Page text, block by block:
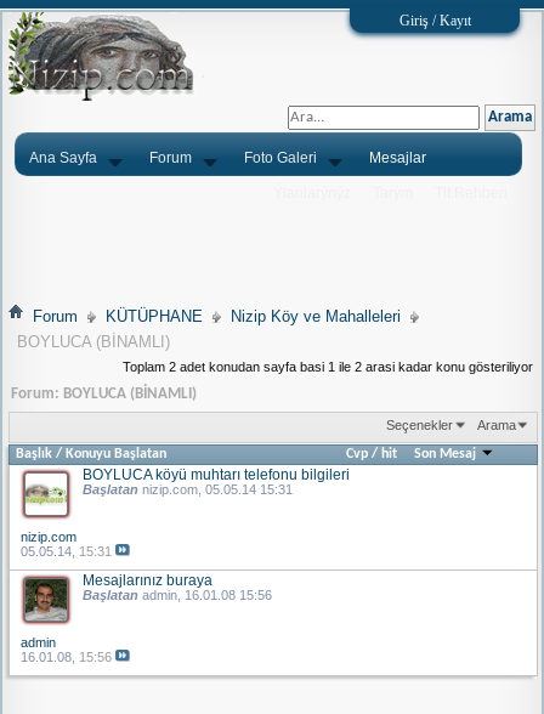
Giriş / Kayıt
Ana Sayfa Forum Foto Galeri Mesajlar
Forum KÜTÜPHANE
Nizip Köy ve Mahalleleri
BOYLUCA (BİNAMLI)
Toplam 2 adet konudan sayfa basi 1 ile 2 arasi kadar konu gösteriliyor
Forum: BOYLUCA (BİNAMLI)
Seçenekler Arama
Başlık / Konuyu Başlatan Cvp /hit Son Mesaj
BOYLUCA köyü muhtarı telefonu bilgileri
Başlatan nizip.com, 05.05.14 15:31
nizip.com
05.05.14, 15:31
Mesajlarınız buraya
Başlatan admin, 16.01.08 15:56
admin
16.01.08, 15:56